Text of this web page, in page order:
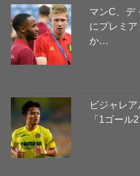
マンC、デ
にプレミ
か…
ビジャレ
「1ゴール